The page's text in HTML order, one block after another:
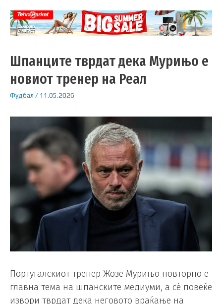
Шпанците тврдат дека Мурињо е
новиот тренер на Реал
Фудбал / 11.05.2026
Португалскиот тренер Жозе Мурињо повторно е
главна тема на шпанските медиуми, а сè повеќе
извори тврдат дека неговото враќање на